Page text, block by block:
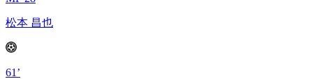
松本 昌也
61’